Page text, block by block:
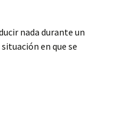
nada durante un
en que se